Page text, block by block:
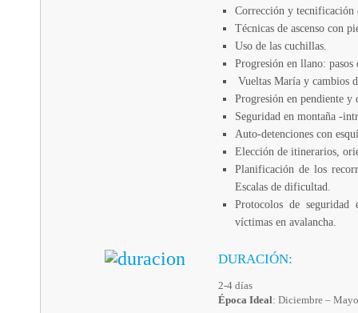
Corrección y tecnificación
Técnicas de ascenso con
Uso de las cuchillas.
Progresión en llano: pasos
Vueltas María y cambios
Progresión en pendiente y
Seguridad en montaña -
Auto-detenciones con
Elección de itinerarios,
Planificación de los
Escalas de dificultad.
Protocolos de seguridad
víctimas en avalancha.
DURACIÓN:
2-4 días
Época Ideal: Diciembre – Mayo